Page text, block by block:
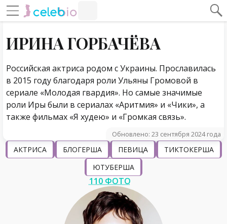
Навигация по сайту
ИРИНА ГОРБАЧЁВА
Российская актриса родом с Украины. Прославилась
в 2015 году благодаря роли Ульяны Громовой в
сериале «Молодая гвардия». Но самые значимые
роли Иры были в сериалах «Аритмия» и «Чики», а
также фильмах «Я худею» и «Громкая связь».
Обновлено: 23 сентября 2024 года
АКТРИСА БЛОГЕРША ПЕВИЦА
ТИКТОКЕРША
ЮТУБЕРША
110 ФОТО